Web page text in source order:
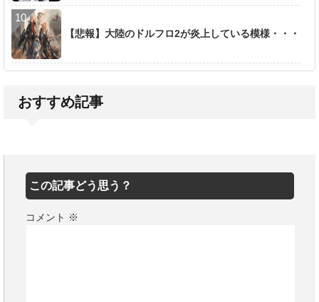
【悲報】大陸のドルフロ2が炎上している模様・・・
おすすめ記事
この記事どう思う？
コメント ※